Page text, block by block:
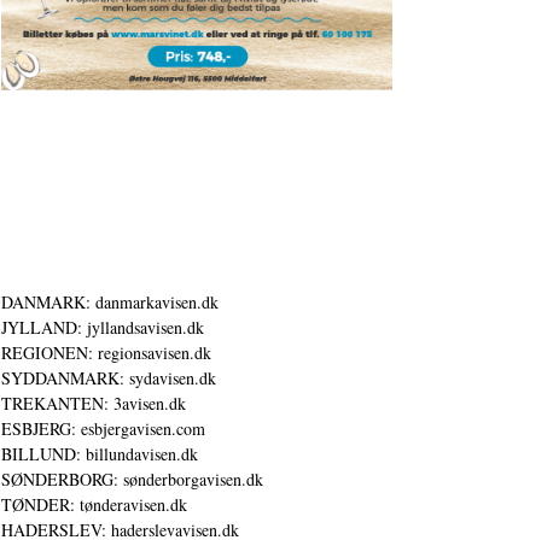
DANMARK: danmarkavisen.dk
JYLLAND: jyllandsavisen.dk
REGIONEN: regionsavisen.dk
SYDDANMARK: sydavisen.dk
TREKANTEN: 3avisen.dk
ESBJERG: esbjergavisen.com
BILLUND: billundavisen.dk
SØNDERBORG: sønderborgavisen.dk
TØNDER: tønderavisen.dk
HADERSLEV: haderslevavisen.dk